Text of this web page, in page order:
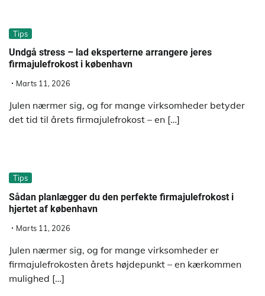
Tips
Undgå stress – lad eksperterne arrangere jeres
firmajulefrokost i københavn
Marts 11, 2026
Julen nærmer sig, og for mange virksomheder betyder
det tid til årets firmajulefrokost – en […]
Tips
Sådan planlægger du den perfekte firmajulefrokost i
hjertet af københavn
Marts 11, 2026
Julen nærmer sig, og for mange virksomheder er
firmajulefrokosten årets højdepunkt – en kærkommen
mulighed […]